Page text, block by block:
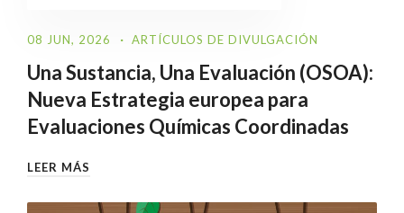
08 JUN, 2026 ARTÍCULOS DE DIVULGACIÓN
Una Sustancia, Una Evaluación (OSOA):
Nueva Estrategia europea para
Evaluaciones Químicas Coordinadas
LEER MÁS